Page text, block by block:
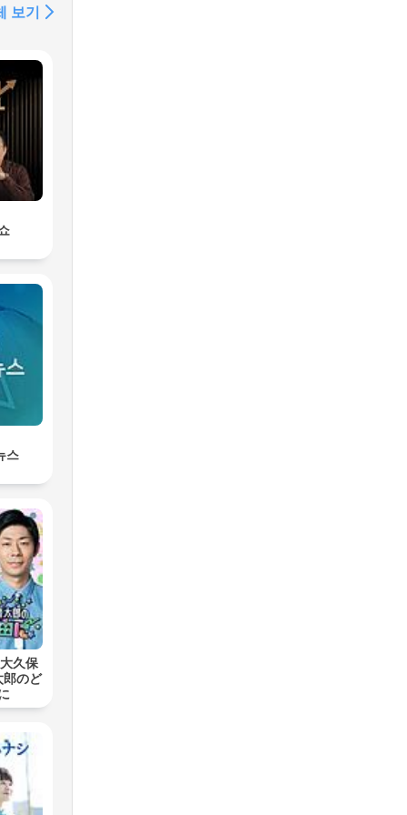
보기
스
久保
郎のど